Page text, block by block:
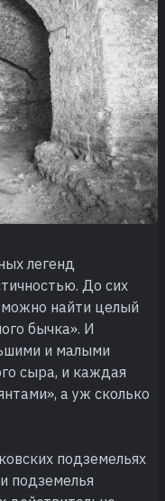
легенд
До сих
найти целый
бычка». И
и малыми
сыра, и каждая
а уж сколько
подземельях
подземелья